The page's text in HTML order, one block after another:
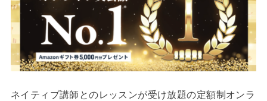
ネイティブ講師とのレッスンが受け放題の定額制オンラ